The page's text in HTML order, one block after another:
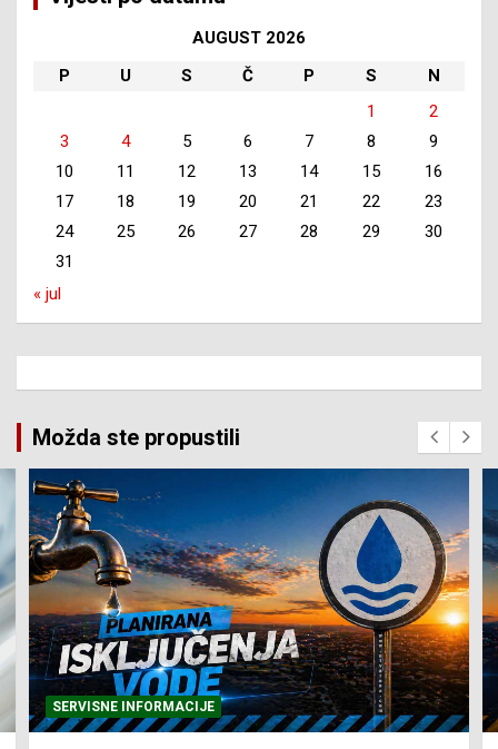
AUGUST 2026
P
U S Č P S
N
1
2
3
4 5 6 7 8
9
10
11 12 13 14 15
16
17
18 19 20 21 22
23
24
25 26 27 28 29
30
31
« jul
Možda ste propustili
SERVISNE INFORMACIJE